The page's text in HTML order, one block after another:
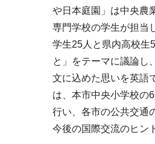
や日本庭園」は中央農
専門学校の学生が担当
学生25人と県内高校生
と」をテーマに議論し
文に込めた思いを英語
は、本市中央小学校の
行い、各市の公共交通
今後の国際交流のヒン